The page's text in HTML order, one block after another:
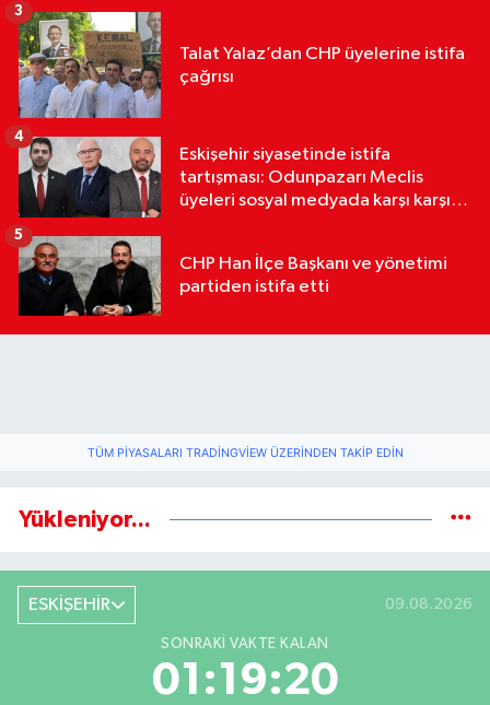
Talat Yalaz’dan CHP üyelerine istifa
çağrısı
3
Eskişehir siyasetinde istifa
tartışması: Odunpazarı Meclis
üyeleri sosyal medyada karşı karşıya
4
CHP Han İlçe Başkanı ve yönetimi
partiden istifa etti
5
TÜM PIYASALARI TRADINGVIEW ÜZERINDEN TAKIP EDIN
Yükleniyor...
ESKİŞEHİR 09.08.2026
SONRAKI VAKTE KALAN
01:19:19